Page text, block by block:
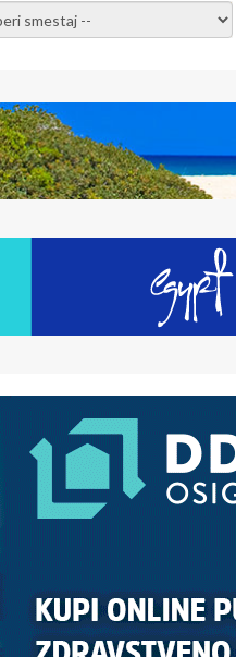
smestaj -